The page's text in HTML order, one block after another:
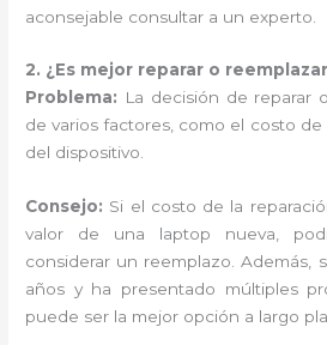
aconsejable consultar a un experto.
2. ¿Es mejor reparar o
Problema: La decisión de reparar
de varios factores, como el costo
del dispositivo.
Consejo: Si el costo de la
valor de una laptop nueva,
considerar un reemplazo. Además,
años y ha presentado múltiples
puede ser la mejor opción a largo